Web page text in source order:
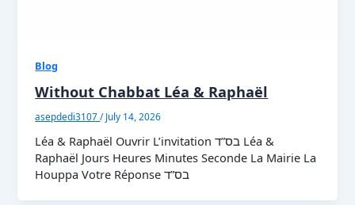
Blog
Without Chabbat Léa & Raphaël
asepdedi3107/July 14, 2026
Léa & Raphaël Ouvrir L’invitation בס”ד Léa &
Raphaël Jours Heures Minutes Seconde La Mairie La
Houppa Votre Réponse בס”ד